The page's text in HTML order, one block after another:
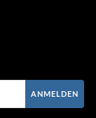
ANMELDEN